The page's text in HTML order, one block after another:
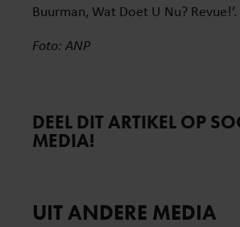
Buurman, Wat Doet U Nu? Revue!’.
Foto: ANP
DEEL DIT ARTIKEL OP
MEDIA!
UIT ANDERE MEDIA